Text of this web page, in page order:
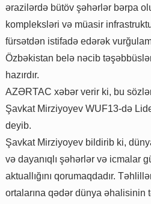
ərazilərdə bütöv şəhərlər bərpa
kompleksləri və müasir
fürsətdən istifadə edərək
Özbəkistan belə nəcib
hazırdır.
AZƏRTAC xəbər verir ki, bu
Şavkat Mirziyoyev WUF13-də
deyib.
Şavkat Mirziyoyev bildirib ki,
və dayanıqlı şəhərlər və icmalar
aktuallığını qorumaqdadır.
ortalarına qədər dünya əhalisinin